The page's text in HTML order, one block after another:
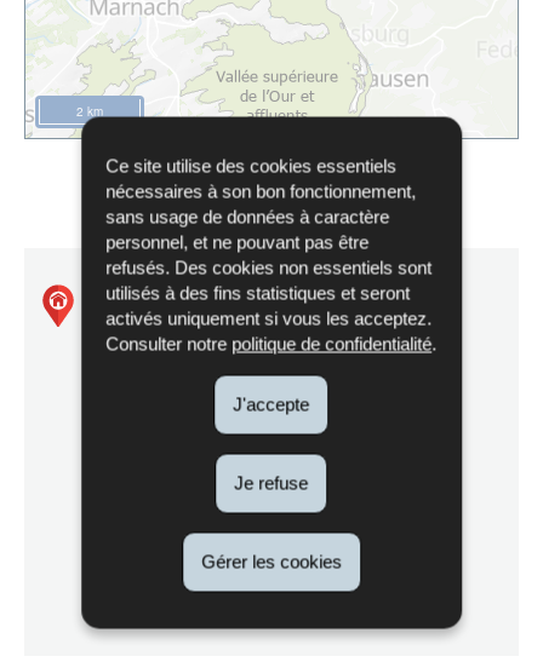
Ce site utilise des cookies essentiels
nécessaires à son bon fonctionnement,
sans usage de données à caractère
personnel, et ne pouvant pas être
refusés. Des cookies non essentiels sont
utilisés à des fins statistiques et seront
activés uniquement si vous les acceptez.
Consulter notre politique de confidentialité.
J'accepte
Je refuse
Gérer les cookies
2 km
Natura 2000 - LU0002003
Vallée supérieure de l'Our et affluents de
Lieler à Dasbourg
Itinéraire
-
Localisez sur la carte